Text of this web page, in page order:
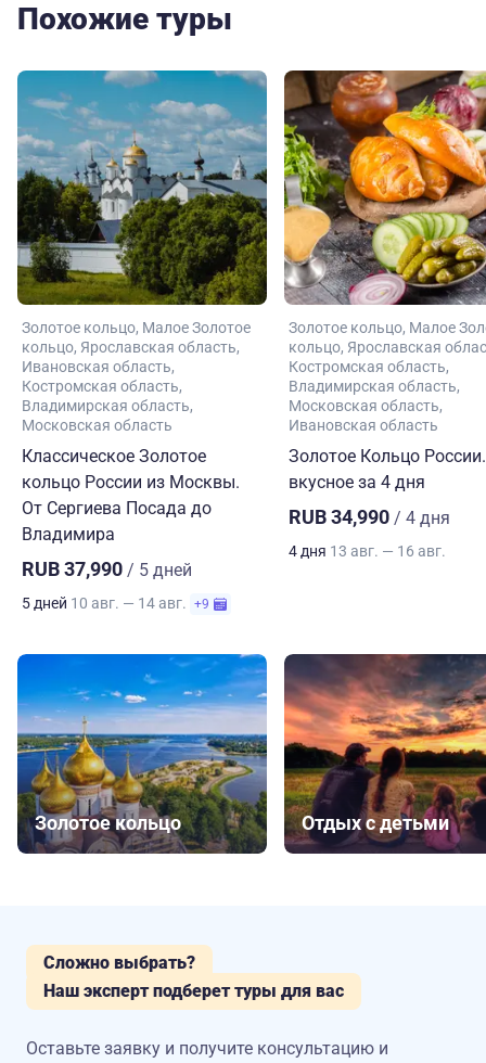
Похожие туры
Золотое кольцо Малое Золотое
кольцо Ярославская область
Ивановская область
Костромская область
Владимирская область
Московская область
Классическое Золотое
кольцо России из Москвы.
От Сергиева Посада до
Владимира
RUB 37,990 / 5 дней
5 дней 10 авг. — 14 авг. +9
Золотое кольцо Малое
кольцо Ярославская
Костромская область
Владимирская область
Московская область
Ивановская область
Золотое Кольцо
вкусное за 4 дня
RUB 34,990 / 4 дня
4 дня 13 авг. — 16 авг.
Золотое кольцо Отдых с детьми
Сложно выбрать?
Наш эксперт подберет туры для вас
Оставьте заявку и получите консультацию и